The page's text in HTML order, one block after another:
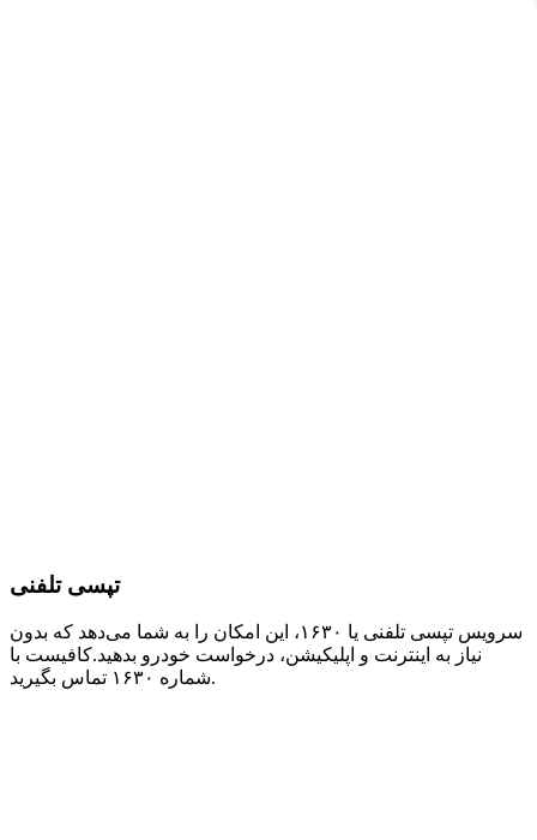
تپسی تلفنی
سرویس تپسی تلفنی یا ۱۶۳۰، این امکان را به شما می‌دهد که بدون
نیاز به اینترنت و اپلیکیشن، درخواست خودرو بدهید. کافیست با
شماره ۱۶۳۰ تماس بگیرید.